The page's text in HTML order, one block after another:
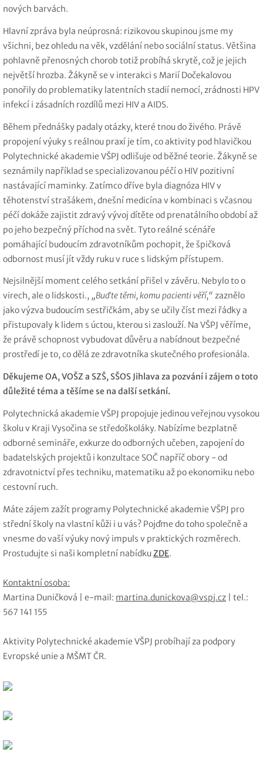
nových barvách.
Hlavní zpráva byla neúprosná: rizikovou skupinou jsme my
všichni, bez ohledu na věk, vzdělání nebo sociální status. Většina
pohlavně přenosných chorob totiž probíhá skrytě, což je jejich
největší hrozba. Žákyně se v interakci s Marií Dočekalovou
ponořily do problematiky latentních stadií nemocí, zrádnosti HPV
infekcí i zásadních rozdílů mezi HIV a AIDS.
Během přednášky padaly otázky, které tnou do živého. Právě
propojení výuky s reálnou praxí je tím, co aktivity pod hlavičkou
Polytechnické akademie VŠPJ odlišuje od běžné teorie. Žákyně se
seznámily například se specializovanou péčí o HIV pozitivní
nastávající maminky. Zatímco dříve byla diagnóza HIV v
těhotenství strašákem, dnešní medicína v kombinaci s včasnou
péčí dokáže zajistit zdravý vývoj dítěte od prenatálního období až
po jeho bezpečný příchod na svět. Tyto reálné scénáře
pomáhající budoucím zdravotníkům pochopit, že špičková
odbornost musí jít vždy ruku v ruce s lidským přístupem.
Nejsilnější moment celého setkání přišel v závěru. Nebylo to o
virech, ale o lidskosti., „Buďte těmi, komu pacienti věří,“ zaznělo
jako výzva budoucím sestřičkám, aby se učily číst mezi řádky a
přistupovaly k lidem s úctou, kterou si zaslouží. Na VŠPJ věříme,
že právě schopnost vybudovat důvěru a nabídnout bezpečné
prostředí je to, co dělá ze zdravotníka skutečného profesionála.
Děkujeme OA, VOŠZ a SZŠ, SŠOS Jihlava za pozvání i zájem o toto
důležité téma a těšíme se na další setkání.
Polytechnická akademie VŠPJ propojuje jedinou veřejnou vysokou
školu v Kraji Vysočina se středoškoláky. Nabízíme bezplatně
odborné semináře, exkurze do odborných učeben, zapojení do
badatelských projektů i konzultace SOČ napříč obory - od
zdravotnictví přes techniku, matematiku až po ekonomiku nebo
cestovní ruch.
Máte zájem zažít programy Polytechnické akademie VŠPJ pro
střední školy na vlastní kůži i u vás? Pojďme do toho společně a
vnesme do vaší výuky nový impuls v praktických rozměrech.
Prostudujte si naši kompletní nabídku ZDE.
Kontaktní osoba:
Martina Duničková | e-mail: martina.dunickova@vspj.cz | tel.:
567 141 155
Aktivity Polytechnické akademie VŠPJ probíhají za podpory
Evropské unie a MŠMT ČR.